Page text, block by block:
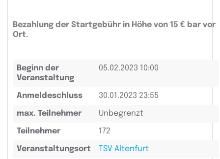
Bezahlung der Startgebühr in Höhe von 15 € bar vor
Ort.
Beginn der
Veranstaltung
05.02.2023 10:00
Anmeldeschluss 30.01.2023 23:55
max. Teilnehmer Unbegrenzt
Teilnehmer 172
Veranstaltungsort TSV Altenfurt